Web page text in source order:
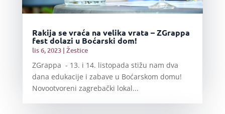
Rakija se vraća na velika vrata – ZGrappa
fest dolazi u Boćarski dom!
lis 6, 2023| Žestice
ZGrappa - 13. i 14. listopada stižu nam dva
dana edukacije i zabave u Boćarskom domu!
Novootvoreni zagrebački lokal...